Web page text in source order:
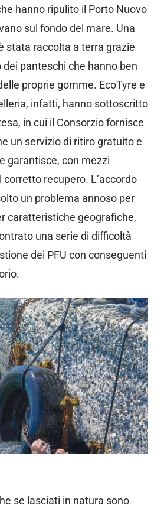
hanno ripulito il Porto Nuovo
sul fondo del mare. Una
stata raccolta a terra grazie
dei panteschi che hanno ben
proprie gomme. EcoTyre e
infatti, hanno sottoscritto
in cui il Consorzio fornisce
un servizio di ritiro gratuito e
garantisce, con mezzi
corretto recupero. L’accordo
un problema annoso per
caratteristiche geografiche,
una serie di difficoltà
dei PFU con conseguenti
se lasciati in natura sono